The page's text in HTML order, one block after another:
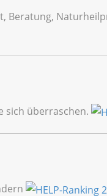
sich überraschen.